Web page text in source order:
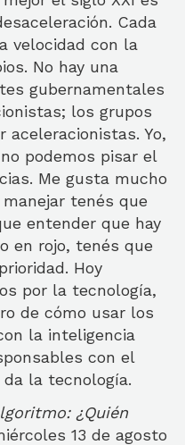
Cada
velocidad con la
No hay una
gubernamentales
los grupos
aceleracionistas. Yo,
podemos pisar el
Me gusta mucho
tenés que
entender que hay
en rojo, tenés que
Hoy
por la tecnología,
de cómo usar los
la inteligencia
con el
la tecnología.
¿Quién
13 de agosto